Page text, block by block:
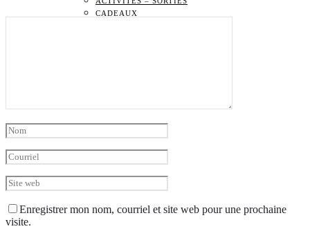
CADEAUX
Enregistrer mon nom, courriel et site web pour une prochaine
visite.